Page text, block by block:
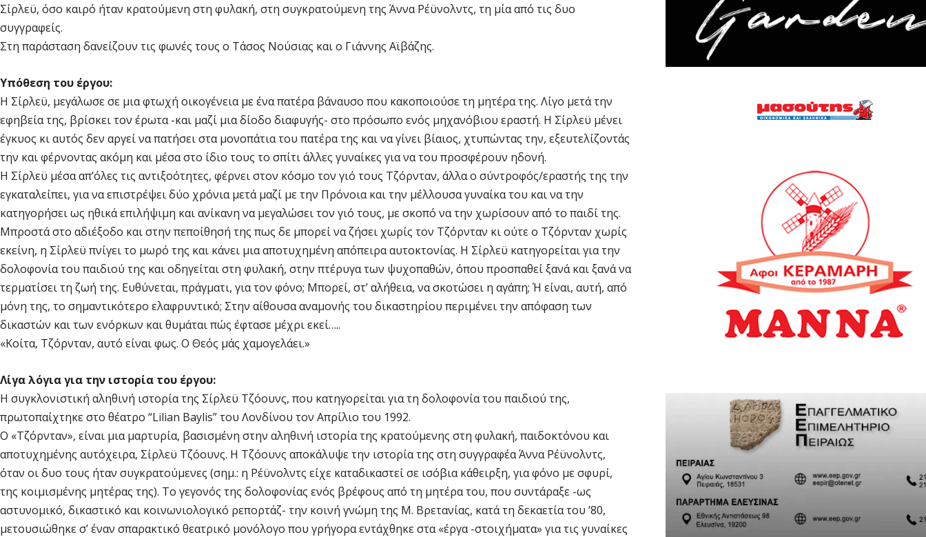
Σίρλεϋ, όσο καιρό ήταν κρατούμενη στη φυλακή, στη συγκρατούμενη της Άννα Ρέϋνολντς, τη μία από τις δυο
συγγραφείς.
Στη παράσταση δανείζουν τις φωνές τους ο Τάσος Νούσιας και ο Γιάννης Αϊβάζης.
Υπόθεση του έργου:
Η Σίρλεϋ, μεγάλωσε σε μια φτωχή οικογένεια με ένα πατέρα βάναυσο που κακοποιούσε τη μητέρα της. Λίγο μετά την
εφηβεία της, βρίσκει τον έρωτα -και μαζί μια δίοδο διαφυγής- στο πρόσωπο ενός μηχανόβιου εραστή. Η Σίρλεϋ μένει
έγκυος κι αυτός δεν αργεί να πατήσει στα μονοπάτια του πατέρα της και να γίνει βίαιος, χτυπώντας την, εξευτελίζοντάς
την και φέρνοντας ακόμη και μέσα στο ίδιο τους το σπίτι άλλες γυναίκες για να του προσφέρουν ηδονή.
Η Σίρλεϋ μέσα απ’όλες τις αντιξοότητες, φέρνει στον κόσμο τον γιό τους Τζόρνταν, άλλα ο σύντροφός/εραστής της την
εγκαταλείπει, για να επιστρέψει δύο χρόνια μετά μαζί με την Πρόνοια και την μέλλουσα γυναίκα του και να την
κατηγορήσει ως ηθικά επιλήψιμη και ανίκανη να μεγαλώσει τον γιό τους, με σκοπό να την χωρίσουν από το παιδί της.
Μπροστά στο αδιέξοδο και στην πεποίθησή της πως δε μπορεί να ζήσει χωρίς τον Τζόρνταν κι ούτε ο Τζόρνταν χωρίς
εκείνη, η Σίρλεϋ πνίγει το μωρό της και κάνει μια αποτυχημένη απόπειρα αυτοκτονίας. Η Σίρλεϋ κατηγορείται για την
δολοφονία του παιδιού της και οδηγείται στη φυλακή, στην πτέρυγα των ψυχοπαθών, όπου προσπαθεί ξανά και ξανά να
τερματίσει τη ζωή της. Ευθύνεται, πράγματι, για τον φόνο; Μπορεί, στ’ αλήθεια, να σκοτώσει η αγάπη; Ή είναι, αυτή, από
μόνη της, το σημαντικότερο ελαφρυντικό; Στην αίθουσα αναμονής του δικαστηρίου περιμένει την απόφαση των
δικαστών και των ενόρκων και θυμάται πώς έφτασε μέχρι εκεί…..
«Κοίτα, Τζόρνταν, αυτό είναι φως. Ο Θεός μάς χαμογελάει.»
Λίγα λόγια για την ιστορία του έργου:
Η συγκλονιστική αληθινή ιστορία της Σίρλεϋ Τζόουνς, που κατηγορείται για τη δολοφονία του παιδιού της,
πρωτοπαίχτηκε στο θέατρο “Lilian Baylis” του Λονδίνου τον Απρίλιο του 1992.
Ο «Τζόρνταν», είναι μια μαρτυρία, βασισμένη στην αληθινή ιστορία της κρατούμενης στη φυλακή, παιδοκτόνου και
αποτυχημένης αυτόχειρα, Σίρλεϋ Τζόουνς. Η Τζόουνς αποκάλυψε την ιστορία της στη συγγραφέα Άννα Ρέϋνολντς,
όταν οι δυο τους ήταν συγκρατούμενες (σημ.: η Ρέϋνολντς είχε καταδικαστεί σε ισόβια κάθειρξη, για φόνο με σφυρί,
της κοιμισμένης μητέρας της). Το γεγονός της δολοφονίας ενός βρέφους από τη μητέρα του, που συντάραξε -ως
αστυνομικό, δικαστικό και κοινωνιολογικό ρεπορτάζ- την κοινή γνώμη της Μ. Βρετανίας, κατά τη δεκαετία του ’80,
μετουσιώθηκε σ’ έναν σπαρακτικό θεατρικό μονόλογο που γρήγορα εντάχθηκε στα «έργα -στοιχήματα» για τις γυναίκες